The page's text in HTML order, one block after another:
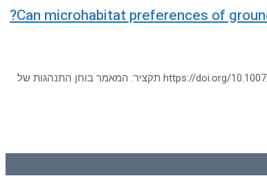
מחברים: Nitzan Segev, Elli Groner, Amos Bouskila, Oded Berger‑Tal כתב העת:Journal of Insect Conservation פרטים נוספים: https://doi.org/10.1007/s10841-023-00511-w תקציר: המאמר בוחן התנהגות של